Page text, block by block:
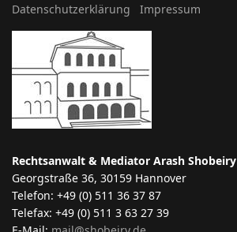
Datenschutzerklärung Impressum
Rechtsanwalt & Mediator Arash Shobeiry
Georgstraße 36, 30159 Hannover
Telefon: +49 (0) 511 36 37 87
Telefax: +49 (0) 511 3 63 27 39